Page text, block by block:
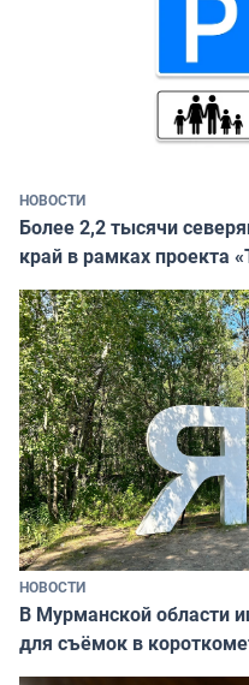
НОВОСТИ
Более 2,2 тысячи
край в рамках проекта
НОВОСТИ
В Мурманской области
для съёмок в